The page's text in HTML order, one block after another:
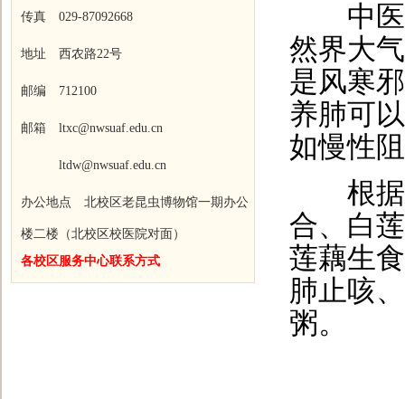
传真 029-87092668
地址 西农路22号
邮编 712100
邮箱 ltxc@nwsuaf.edu.cn
ltdw@nwsuaf.edu.cn
办公地点 北校区老昆虫博物馆一期办公
楼二楼（北校区校医院对面）
各校区服务中心联系方式
中医
然界大
是风寒
养肺可
如慢性
根据
合、白
莲藕生
肺止咳
粥。